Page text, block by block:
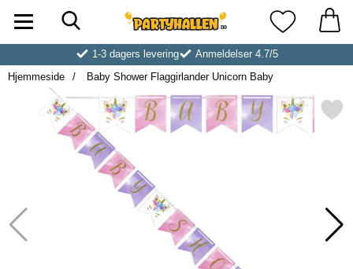
Startsiden for Partyhallen ABMine
1-3 dagers levering
Anmeldelser 4.7/5
Hjemmeside
Baby Shower Flaggirlander Unicorn Baby
Merk baby Shower